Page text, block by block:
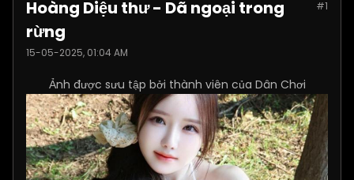
Posts:10887 #1
Hoàng Diệu thư - Dã ngoại trong
rừng
15-05-2025, 01:04 AM
Ảnh được sưu tập bởi thành viên của Dân Chơi